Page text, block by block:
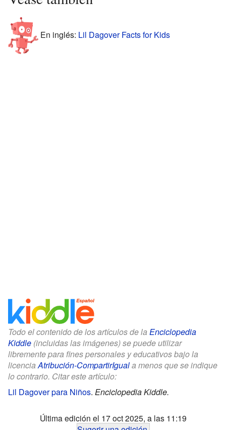
En inglés: Lil Dagover Facts for Kids
Todo el contenido de los artículos de la Enciclopedia
Kiddle (incluidas las imágenes) se puede utilizar
libremente para fines personales y educativos bajo la
licencia Atribución-CompartirIguala menos que se indique
lo contrario. Citar este artículo:
Lil Dagover para Niños. Enciclopedia Kiddle.
Última edición el 17 oct 2025, a las 11:19